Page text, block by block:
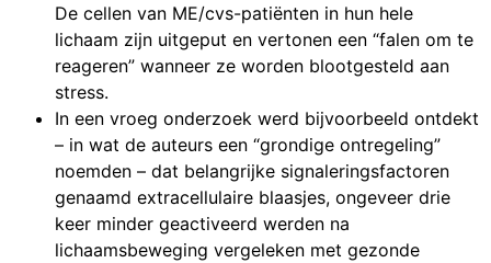
De cellen van ME/cvs-patiënten in hun hele
lichaam zijn uitgeput en vertonen een “falen om te
reageren” wanneer ze worden blootgesteld aan
stress.
In een vroeg onderzoek werd bijvoorbeeld ontdekt
– in wat de auteurs een “grondige ontregeling”
noemden – dat belangrijke signaleringsfactoren
genaamd extracellulaire blaasjes, ongeveer drie
keer minder geactiveerd werden na
lichaamsbeweging vergeleken met gezonde